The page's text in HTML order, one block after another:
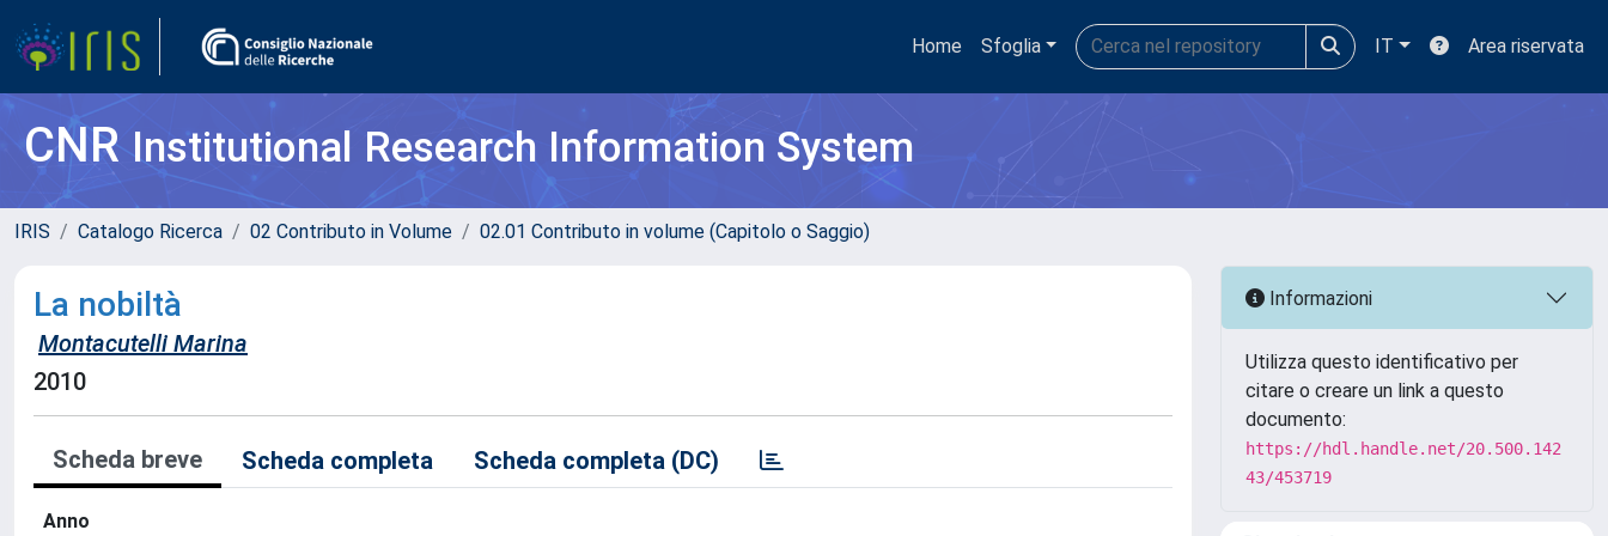
Home Sfoglia IT Area riservata
CNRInstitutional Research Information System
IRIS Catalogo Ricerca 02 Contributo in Volume 02.01 Contributo in volume (Capitolo o Saggio)
La nobiltà
Montacutelli Marina
2010
Scheda breve Scheda completa Scheda completa (DC)
Anno
Informazioni
Utilizza questo identificativo per
citare o creare un link a questo
documento:
https://hdl.handle.net/20.500.142
43/453719